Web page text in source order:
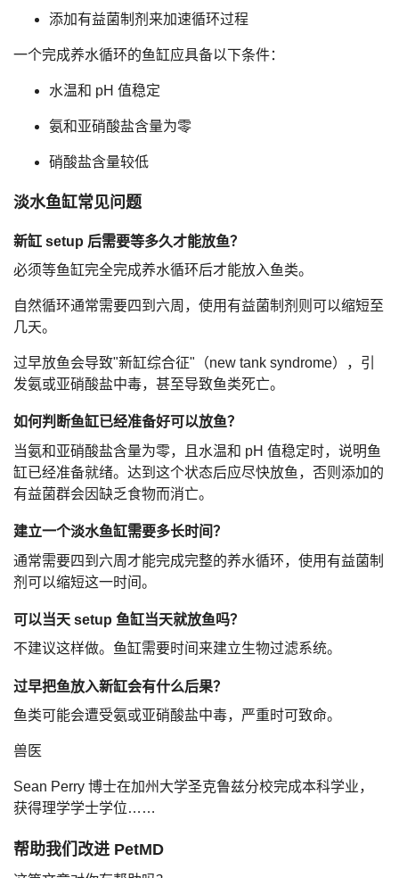
添加有益菌制剂来加速循环过程
一个完成养水循环的鱼缸应具备以下条件：
水温和 pH 值稳定
氨和亚硝酸盐含量为零
硝酸盐含量较低
淡水鱼缸常见问题
新缸 setup 后需要等多久才能放鱼？
必须等鱼缸完全完成养水循环后才能放入鱼类。
自然循环通常需要四到六周，使用有益菌制剂则可以缩短至
几天。
过早放鱼会导致"新缸综合征"（new tank syndrome），引
发氨或亚硝酸盐中毒，甚至导致鱼类死亡。
如何判断鱼缸已经准备好可以放鱼？
当氨和亚硝酸盐含量为零，且水温和 pH 值稳定时，说明鱼
缸已经准备就绪。达到这个状态后应尽快放鱼，否则添加的
有益菌群会因缺乏食物而消亡。
建立一个淡水鱼缸需要多长时间？
通常需要四到六周才能完成完整的养水循环，使用有益菌制
剂可以缩短这一时间。
可以当天 setup 鱼缸当天就放鱼吗？
不建议这样做。鱼缸需要时间来建立生物过滤系统。
过早把鱼放入新缸会有什么后果？
鱼类可能会遭受氨或亚硝酸盐中毒，严重时可致命。
兽医
Sean Perry 博士在加州大学圣克鲁兹分校完成本科学业，
获得理学学士学位……
帮助我们改进 PetMD